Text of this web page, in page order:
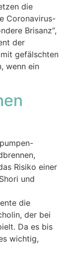
die
Coronavirus-
Brisanz“,
der
gefälschten
wenn ein
Risiko einer
und
die
der bei
Da es bis
wichtig,